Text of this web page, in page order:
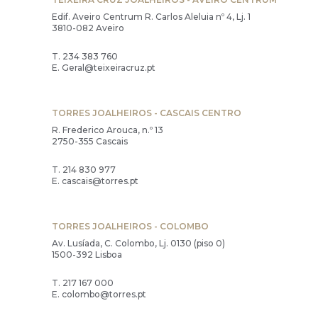
Edif. Aveiro Centrum R. Carlos Aleluia nº 4, Lj. 1
3810-082 Aveiro
T. 234 383 760
E. Geral@teixeiracruz.pt
TORRES JOALHEIROS - CASCAIS CENTRO
R. Frederico Arouca, n.º 13
2750-355 Cascais
T. 214 830 977
E. cascais@torres.pt
TORRES JOALHEIROS - COLOMBO
Av. Lusíada, C. Colombo, Lj. 0130 (piso 0)
1500-392 Lisboa
T. 217 167 000
E. colombo@torres.pt